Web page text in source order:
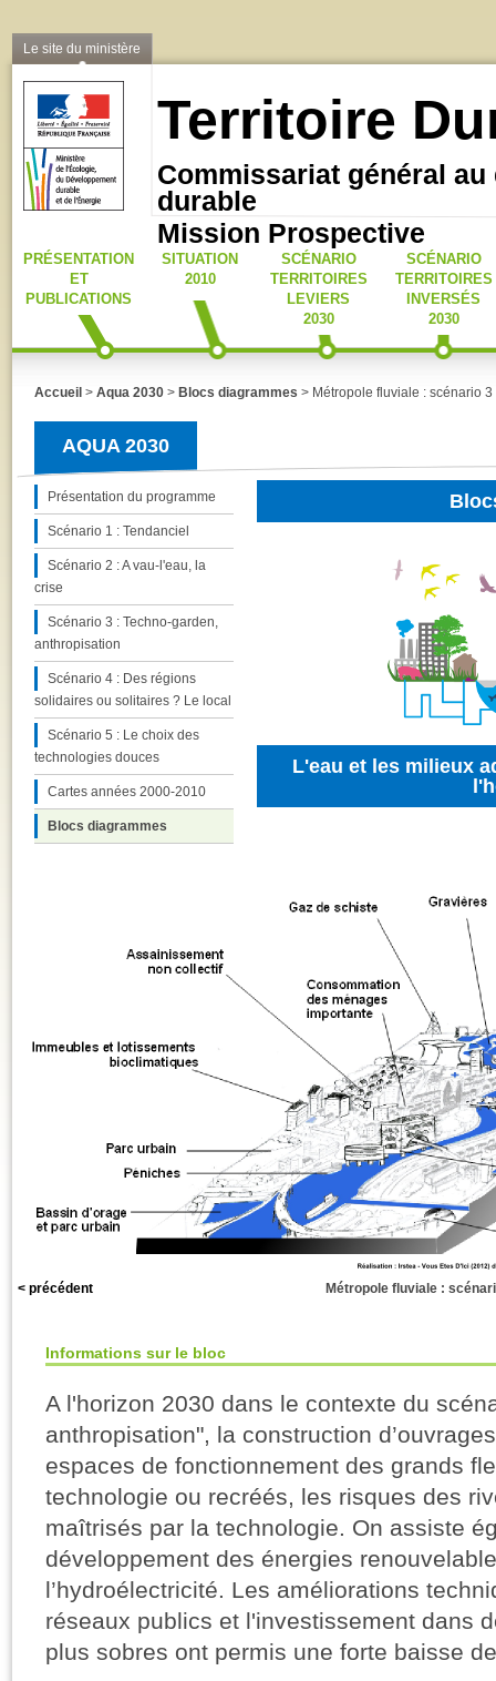
Le site du ministère
Territoire
Commissariat général au
durable
Mission Prospective
PRÉSENTATION
ET
PUBLICATIONS
SITUATION
2010
SCÉNARIO
TERRITOIRES
LEVIERS
2030
SCÉNARIO
TERRITOIRES
INVERSÉS
2030
Accueil > Aqua 2030 > Blocs diagrammes > Métropole fluviale : scénario 3
AQUA 2030
Présentation du programme
Scénario 1 : Tendanciel
Scénario 2 : A vau-l'eau, la
crise
Scénario 3 : Techno-garden,
anthropisation
Scénario 4 : Des régions
solidaires ou solitaires ? Le local
Scénario 5 : Le choix des
technologies douces
Cartes années 2000-2010
Blocs diagrammes
L'eau et les milieux
< précédent Métropole fluviale :
Informations sur le bloc
A l'horizon 2030 dans le contexte du
anthropisation", la construction
espaces de fonctionnement des grands
technologie ou recréés, les risques des
maîtrisés par la technologie. On assiste
développement des énergies
l’hydroélectricité. Les améliorations
réseaux publics et l'investissement dans
plus sobres ont permis une forte baisse